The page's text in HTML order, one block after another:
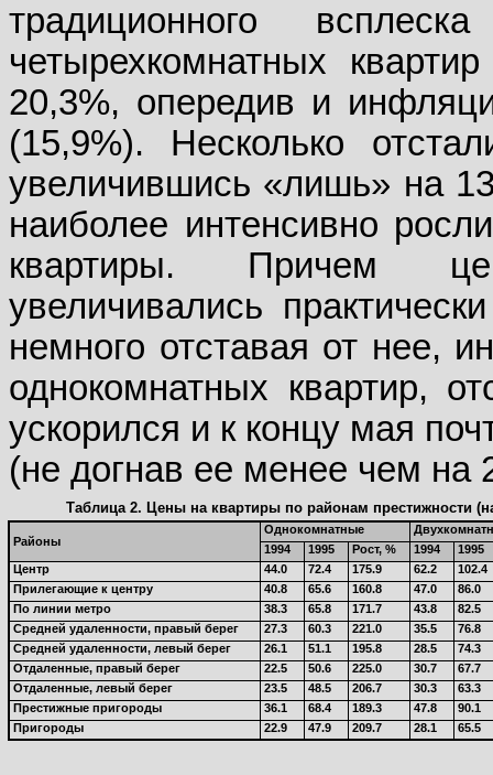
традиционного
четырехкомнатных
20,3%, опередив и
(15,9%). Несколько
увеличившись «лишь» на
наиболее интенсивно
квартиры. Причем
увеличивались
немного отставая от нее,
однокомнатных квартир,
ускорился и к концу мая
(не догнав ее менее чем на
Таблица 2. Цены на квартиры по районам престижности
Районы
Однокомнатные
1994
1995 Рост, % 1994
1995
Центр
44.0 72.4 175.9 62.2
102.4
Прилегающие к центру
40.8 65.6 160.8 47.0
86.0
По линии метро
38.3 65.8 171.7 43.8
82.5
Средней удаленности, правый берег
27.3 60.3 221.0 35.5
76.8
Средней удаленности, левый берег
26.1 51.1 195.8 28.5
74.3
Отдаленные, правый берег
22.5 50.6 225.0 30.7
67.7
Отдаленные, левый берег
23.5 48.5 206.7 30.3
63.3
Престижные пригороды
36.1 68.4 189.3 47.8
90.1
Пригороды
22.9 47.9 209.7 28.1 65.5